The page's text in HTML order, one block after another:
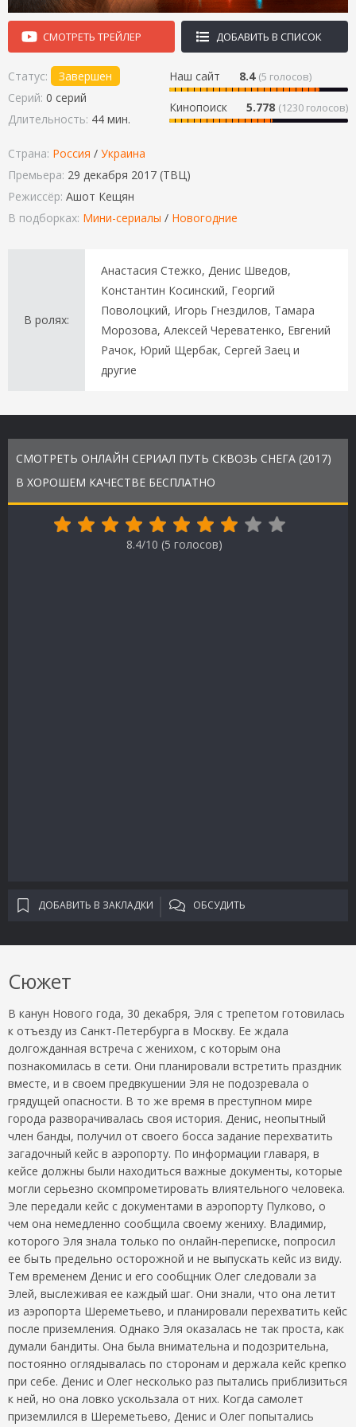
СМОТРЕТЬ ТРЕЙЛЕР ДОБАВИТЬ В СПИСОК
Наш сайт 8.4 (5 голосов)
Кинопоиск 5.778 (1230 голосов)
Статус:
Завершен
Серий: 0 серий
Длительность: 44 мин.
Страна: Россия / Украина
Премьера: 29 декабря 2017 (ТВЦ)
Режиссёр: Ашот Кещян
В подборках: Мини-сериалы / Новогодние
В ролях:
Анастасия Стежко, Денис Шведов,
Константин Косинский, Георгий
Поволоцкий, Игорь Гнездилов, Тамара
Морозова, Алексей Череватенко, Евгений
Рачок, Юрий Щербак, Сергей Заец и
другие
СМОТРЕТЬ ОНЛАЙН СЕРИАЛ ПУТЬ СКВОЗЬ СНЕГА (2017)
В ХОРОШЕМ КАЧЕСТВЕ БЕСПЛАТНО
8.4/10 (5 голосов)
ДОБАВИТЬ В ЗАКЛАДКИ ОБСУДИТЬ
Сюжет
В канун Нового года, 30 декабря, Эля с трепетом готовилась
к отъезду из Санкт-Петербурга в Москву. Ее ждала
долгожданная встреча с женихом, с которым она
познакомилась в сети. Они планировали встретить праздник
вместе, и в своем предвкушении Эля не подозревала о
грядущей опасности. В то же время в преступном мире
города разворачивалась своя история. Денис, неопытный
член банды, получил от своего босса задание перехватить
загадочный кейс в аэропорту. По информации главаря, в
кейсе должны были находиться важные документы, которые
могли серьезно скомпрометировать влиятельного человека.
Эле передали кейс с документами в аэропорту Пулково, о
чем она немедленно сообщила своему жениху. Владимир,
которого Эля знала только по онлайн-переписке, попросил
ее быть предельно осторожной и не выпускать кейс из виду.
Тем временем Денис и его сообщник Олег следовали за
Элей, выслеживая ее каждый шаг. Они знали, что она летит
из аэропорта Шереметьево, и планировали перехватить кейс
после приземления. Однако Эля оказалась не так проста, как
думали бандиты. Она была внимательна и подозрительна,
постоянно оглядывалась по сторонам и держала кейс крепко
при себе. Денис и Олег несколько раз пытались приблизиться
к ней, но она ловко ускользала от них. Когда самолет
приземлился в Шереметьево, Денис и Олег попытались